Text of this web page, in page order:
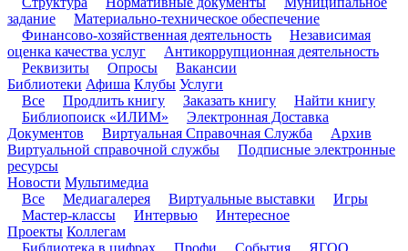
задание
Материально-техническое обеспечение
Финансово-хозяйственная деятельность
Независимая
оценка качества услуг
Антикоррупционная деятельность
Реквизиты
Опросы
Вакансии
Библиотеки Афиша Клубы Услуги
Все
Продлить книгу Заказать книгу
Найти книгу
Библиопоиск «ИЛИМ»
Электронная Доставка
Документов
Виртуальная Справочная Служба
Архив
Виртуальной справочной службы
Подписные электронные
ресурсы
Новости Мультимедиа
Все
Медиагалерея Виртуальные выставки
Игры
Мастер-классы
Интервью
Интересное
Проекты Коллегам